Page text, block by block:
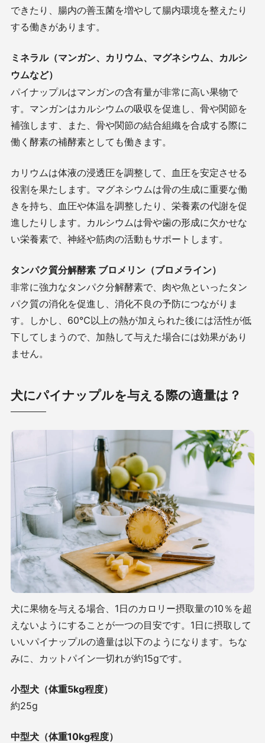
できたり、腸内の善玉菌を増やして腸内環境を整えたり
する働きがあります。
ミネラル（マンガン、カリウム、マグネシウム、カルシ
ウムなど）
パイナップルはマンガンの含有量が非常に高い果物で
す。マンガンはカルシウムの吸収を促進し、骨や関節を
補強します、また、骨や関節の結合組織を合成する際に
働く酵素の補酵素としても働きます。
カリウムは体液の浸透圧を調整して、血圧を安定させる
役割を果たします。マグネシウムは骨の生成に重要な働
きを持ち、血圧や体温を調整したり、栄養素の代謝を促
進したりします。カルシウムは骨や歯の形成に欠かせな
い栄養素で、神経や筋肉の活動もサポートします。
タンパク質分解酵素 ブロメリン（ブロメライン）
非常に強力なタンパク分解酵素で、肉や魚といったタン
パク質の消化を促進し、消化不良の予防につながりま
す。しかし、60℃以上の熱が加えられた後には活性が低
下してしまうので、加熱して与えた場合には効果があり
ません。
犬にパイナップルを与える際の適量は？
犬に果物を与える場合、1日のカロリー摂取量の10％を超
えないようにすることが一つの目安です。1日に摂取して
いいパイナップルの適量は以下のようになります。ちな
みに、カットパイン一切れが約15gです。
小型犬（体重5kg程度）
約25g
中型犬（体重10kg程度）